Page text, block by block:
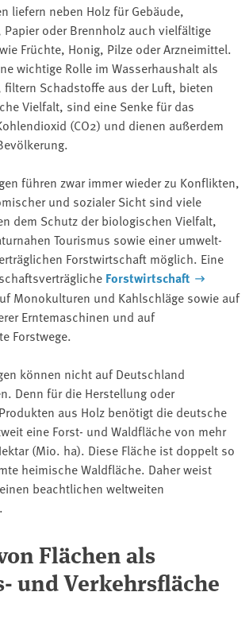
liefern neben Holz für Gebäude,
oder Brennholz auch vielfältige
Früchte, Honig, Pilze oder Arzneimittel.
wichtige Rolle im Wasserhaushalt als
filtern Schadstoffe aus der Luft, bieten
Vielfalt, sind eine Senke für das
(CO2) und dienen außerdem
führen zwar immer wieder zu Konflikten,
und sozialer Sicht sind viele
dem Schutz der biologischen Vielfalt,
Tourismus sowie einer umwelt-
Forstwirtschaft möglich. Eine
Forstwirtschaft
Monokulturen und Kahlschläge sowie auf
Erntemaschinen und auf
Forstwege.
können nicht auf Deutschland
Denn für die Herstellung oder
aus Holz benötigt die deutsche
eine Forst- und Waldfläche von mehr
(Mio. ha). Diese Fläche ist doppelt so
heimische Waldfläche. Daher weist
beachtlichen weltweiten
Flächen als
und Verkehrsfläche